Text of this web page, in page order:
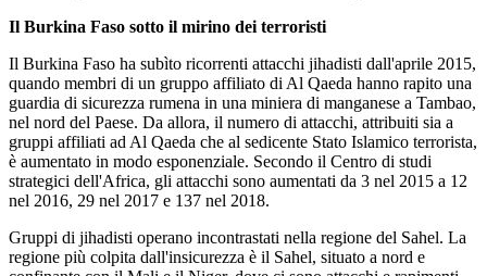
Il Burkina Faso sotto il mirino dei terroristi
Il Burkina Faso ha subìto ricorrenti attacchi jihadisti dall'aprile 2015,
quando membri di un gruppo affiliato di Al Qaeda hanno rapito una
guardia di sicurezza rumena in una miniera di manganese a Tambao,
nel nord del Paese. Da allora, il numero di attacchi, attribuiti sia a
gruppi affiliati ad Al Qaeda che al sedicente Stato Islamico terrorista,
è aumentato in modo esponenziale. Secondo il Centro di studi
strategici dell'Africa, gli attacchi sono aumentati da 3 nel 2015 a 12
nel 2016, 29 nel 2017 e 137 nel 2018.
Gruppi di jihadisti operano incontrastati nella regione del Sahel. La
regione più colpita dall'insicurezza è il Sahel, situato a nord e